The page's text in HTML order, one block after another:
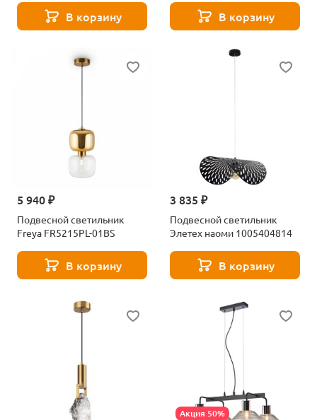
В корзину В корзину
5 940 ₽
Подвесной светильник
Freya FR5215PL-01BS
В корзину
3 835 ₽
Подвесной светильник
Элетех наоми 1005404814
В корзину
Акция 50%